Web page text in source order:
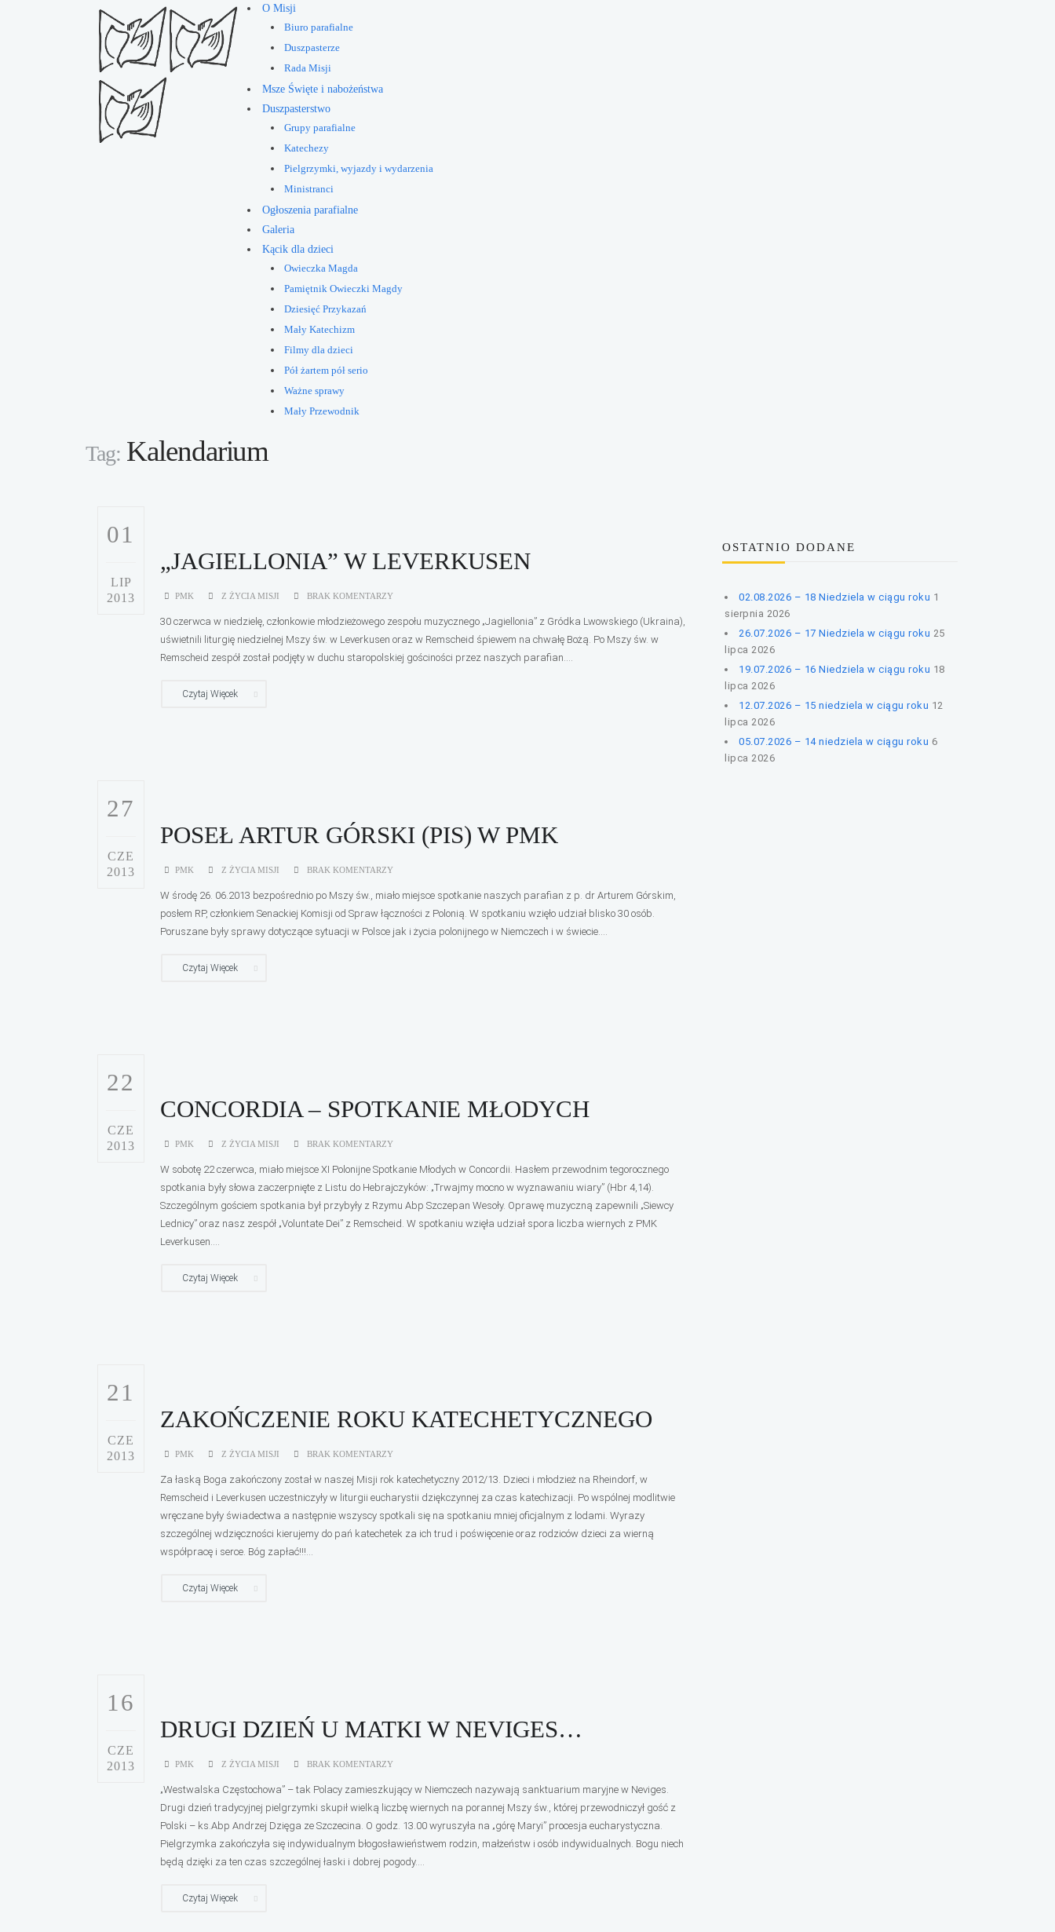
O Misji
Biuro parafialne
Duszpasterze
Rada Misji
Msze Święte i nabożeństwa
Duszpasterstwo
Grupy parafialne
Katechezy
Pielgrzymki, wyjazdy i wydarzenia
Ministranci
Ogłoszenia parafialne
Galeria
Kącik dla dzieci
Owieczka Magda
Pamiętnik Owieczki Magdy
Dziesięć Przykazań
Mały Katechizm
Filmy dla dzieci
Pół żartem pół serio
Ważne sprawy
Mały Przewodnik
Tag: Kalendarium
01
LIP
2013
„JAGIELLONIA” W LEVERKUSEN
PMK Z ŻYCIA MISJI BRAK KOMENTARZY
30 czerwca w niedzielę, członkowie młodzieżowego zespołu muzycznego „Jagiellonia” z Gródka Lwowskiego (Ukraina),
uświetnili liturgię niedzielnej Mszy św. w Leverkusen oraz w Remscheid śpiewem na chwałę Bożą. Po Mszy św. w
Remscheid zespół został podjęty w duchu staropolskiej gościności przez naszych parafian....
Czytaj Więcek
27
CZE
2013
POSEŁ ARTUR GÓRSKI (PIS) W PMK
PMK Z ŻYCIA MISJI BRAK KOMENTARZY
W środę 26. 06.2013 bezpośrednio po Mszy św., miało miejsce spotkanie naszych parafian z p. dr Arturem Górskim,
posłem RP, członkiem Senackiej Komisji od Spraw łączności z Polonią. W spotkaniu wzięło udział blisko 30 osób.
Poruszane były sprawy dotyczące sytuacji w Polsce jak i życia polonijnego w Niemczech i w świecie....
Czytaj Więcek
22
CZE
2013
CONCORDIA – SPOTKANIE MŁODYCH
PMK Z ŻYCIA MISJI BRAK KOMENTARZY
W sobotę 22 czerwca, miało miejsce XI Polonijne Spotkanie Młodych w Concordii. Hasłem przewodnim tegorocznego
spotkania były słowa zaczerpnięte z Listu do Hebrajczyków: „Trwajmy mocno w wyznawaniu wiary” (Hbr 4,14).
Szczególnym gościem spotkania był przybyły z Rzymu Abp Szczepan Wesoły. Oprawę muzyczną zapewnili „Siewcy
Lednicy” oraz nasz zespół „Voluntate Dei” z Remscheid. W spotkaniu wzięła udział spora liczba wiernych z PMK
Leverkusen....
Czytaj Więcek
21
CZE
2013
ZAKOŃCZENIE ROKU KATECHETYCZNEGO
PMK Z ŻYCIA MISJI BRAK KOMENTARZY
Za łaską Boga zakończony został w naszej Misji rok katechetyczny 2012/13. Dzieci i młodzież na Rheindorf, w
Remscheid i Leverkusen uczestniczyły w liturgii eucharystii dziękczynnej za czas katechizacji. Po wspólnej modlitwie
wręczane były świadectwa a następnie wszyscy spotkali się na spotkaniu mniej oficjalnym z lodami. Wyrazy
szczególnej wdzięczności kierujemy do pań katechetek za ich trud i poświęcenie oraz rodziców dzieci za wierną
współpracę i serce. Bóg zapłać!!!...
Czytaj Więcek
16
CZE
2013
DRUGI DZIEŃ U MATKI W NEVIGES…
PMK Z ŻYCIA MISJI BRAK KOMENTARZY
„Westwalska Częstochowa” – tak Polacy zamieszkujący w Niemczech nazywają sanktuarium maryjne w Neviges.
Drugi dzień tradycyjnej pielgrzymki skupił wielką liczbę wiernych na porannej Mszy św., której przewodniczył gość z
Polski – ks.Abp Andrzej Dzięga ze Szczecina. O godz. 13.00 wyruszyła na „górę Maryi” procesja eucharystyczna.
Pielgrzymka zakończyła się indywidualnym błogosławieństwem rodzin, małżeństw i osób indywidualnych. Bogu niech
będą dzięki za ten czas szczególnej łaski i dobrej pogody....
Czytaj Więcek
OSTATNIO DODANE
02.08.2026 – 18 Niedziela w ciągu roku 1
sierpnia 2026
26.07.2026 – 17 Niedziela w ciągu roku 25
lipca 2026
19.07.2026 – 16 Niedziela w ciągu roku 18
lipca 2026
12.07.2026 – 15 niedziela w ciągu roku 12
lipca 2026
05.07.2026 – 14 niedziela w ciągu roku 6
lipca 2026